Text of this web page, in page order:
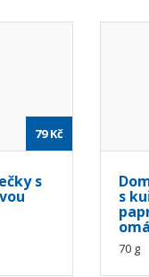
79Kč
s
s
70 g